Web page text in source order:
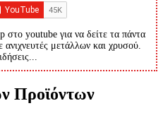
youtube για να δείτε τα πάντα
μετάλλων και χρυσού.
Προϊόντων